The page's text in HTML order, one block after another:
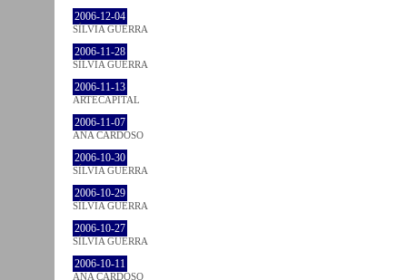
2006-12-04
SÍLVIA GUERRA
2006-11-28
SÍLVIA GUERRA
2006-11-13
ARTECAPITAL
2006-11-07
ANA CARDOSO
2006-10-30
SÍLVIA GUERRA
2006-10-29
SÍLVIA GUERRA
2006-10-27
SÍLVIA GUERRA
2006-10-11
ANA CARDOSO